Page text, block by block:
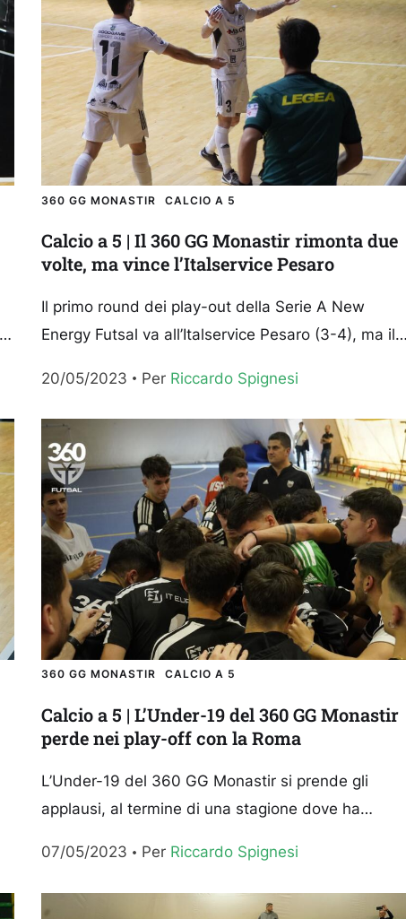
360 GG MONASTIR CALCIO A 5
Calcio a 5 | Il 360 GG Monastir rimonta due
volte, ma vince l’Italservice Pesaro
Il primo round dei play-out della Serie A New
Energy Futsal va all’Italservice Pesaro (3-4), ma il
20/05/2023
Per Riccardo Spignesi
360 GG MONASTIR CALCIO A 5
Calcio a 5 | L’Under-19 del 360 GG Monastir
perde nei play-off con la Roma
L’Under-19 del 360 GG Monastir si prende gli
applausi, al termine di una stagione dove ha
primo turno...
07/05/2023 Per Riccardo Spignesi